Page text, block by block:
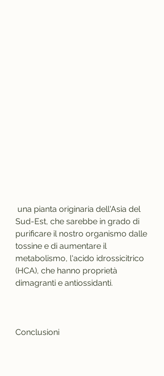
Sud-Est, che sarebbe in grado di
purificare il nostro organismo dalle
tossine e di aumentare il
metabolismo, l'acido idrossicitrico
(HCA), che hanno proprietà
dimagranti e antiossidanti.
Conclusioni